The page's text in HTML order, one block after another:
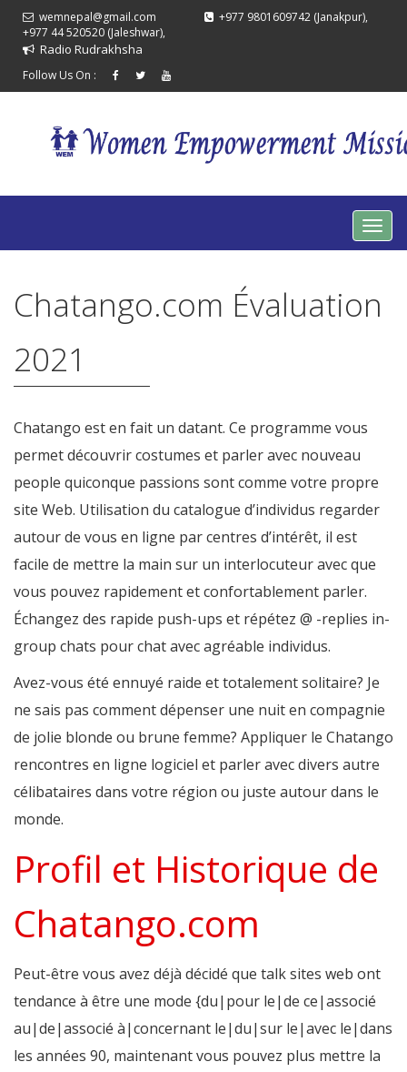
wemnepal@gmail.com
+977 9801609742 (Janakpur),
+977 44 520520 (Jaleshwar),
Radio Rudrakhsha
Follow Us On :
Chatango.com Évaluation
2021
Chatango est en fait un datant. Ce programme vous
permet découvrir costumes et parler avec nouveau
people quiconque passions sont comme votre propre
site Web. Utilisation du catalogue d’individus regarder
autour de vous en ligne par centres d’intérêt, il est
facile de mettre la main sur un interlocuteur avec que
vous pouvez rapidement et confortablement parler.
Échangez des rapide push-ups et répétez @ -replies in-
group chats pour chat avec agréable individus.
Avez-vous été ennuyé raide et totalement solitaire? Je
ne sais pas comment dépenser une nuit en compagnie
de jolie blonde ou brune femme? Appliquer le Chatango
rencontres en ligne logiciel et parler avec divers autre
célibataires dans votre région ou juste autour dans le
monde.
Profil et Historique de
Chatango.com
Peut-être vous avez déjà décidé que talk sites web ont
tendance à être une mode {du|pour le|de ce|associé
au|de|associé à|concernant le|du|sur le|avec le|dans
les années 90, maintenant vous pouvez plus mettre la